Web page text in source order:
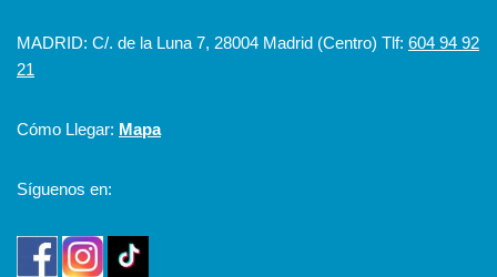
MADRID: C/. de la Luna 7, 28004 Madrid (Centro) Tlf: 604 94 92
21
Cómo Llegar: Mapa
Síguenos en: